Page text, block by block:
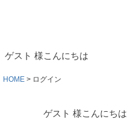
ゲスト 様こんにちは
HOME ログイン
ゲスト 様こんにちは